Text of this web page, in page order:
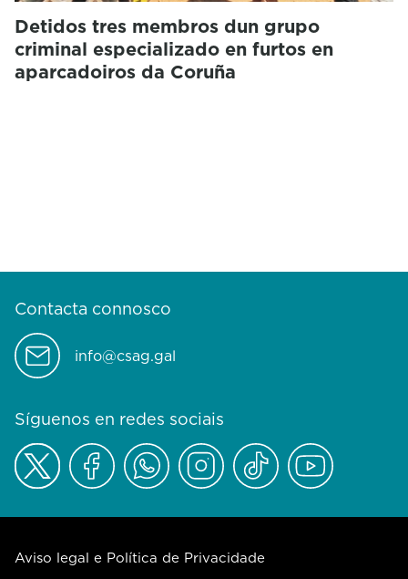
Detidos tres membros dun grupo
criminal especializado en furtos en
aparcadoiros da Coruña
Contacta connosco
info@csag.gal
Síguenos en redes sociais
Aviso legal e Política de Privacidade